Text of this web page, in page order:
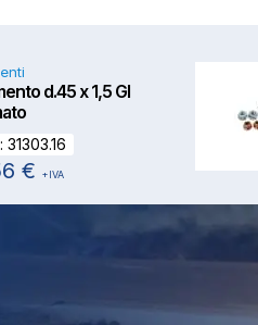
d.45 x 1,5 GI
31303.16
€ +IVA